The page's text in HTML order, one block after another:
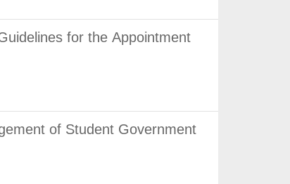
for the Appointment
of Student Government